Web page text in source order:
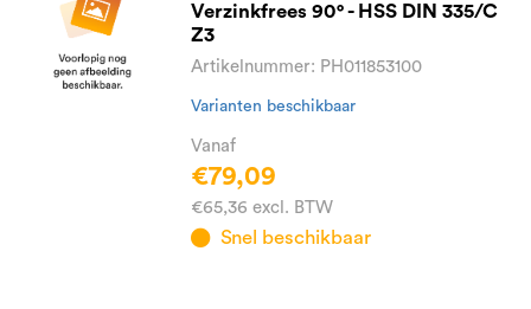
Verzinkfrees 90° - HSS DIN 335/C
Z3
Artikelnummer: PH011853100
Varianten beschikbaar
Vanaf
€79,09
€65,36 excl. BTW
Snel beschikbaar